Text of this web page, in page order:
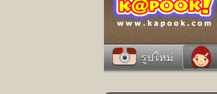
รูปใหม่